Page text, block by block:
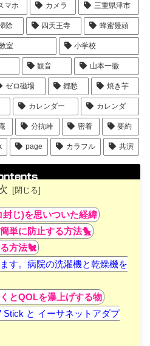
マホ カメラ 三重県津市
除 四天王寺 蜂蜜饅頭
室 小学校
観音 山本一徹
ゼロ磁場 郷愁 焼き芋
カレンダー カレンダ
分抗峠 密着 要約
page カラフル 共演
じ)を思いついた経緯
単に防止する方法🐤
方法🐔
す。病院の洗濯機と乾燥機を
とQOLを瀑上げする物
Stick と イーサネットアダプ